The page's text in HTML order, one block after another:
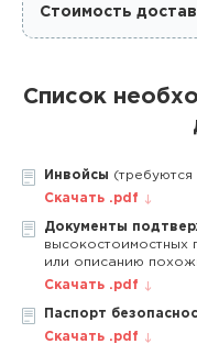
Стоимость
Список
Инвойсы (требуются
Скачать .pdf
Документы
высокостоимостных
или описанию
Скачать .pdf
Паспорт
Скачать .pdf